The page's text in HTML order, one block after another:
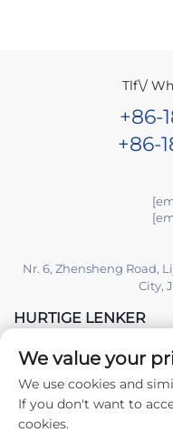
Tlf\/
+86-
+86-
Nr. 6, Zhensheng Road,
City,
HURTIGE LENKER
PRODUKTER
We value your
We use cookies and
If you don't want to
cookies.